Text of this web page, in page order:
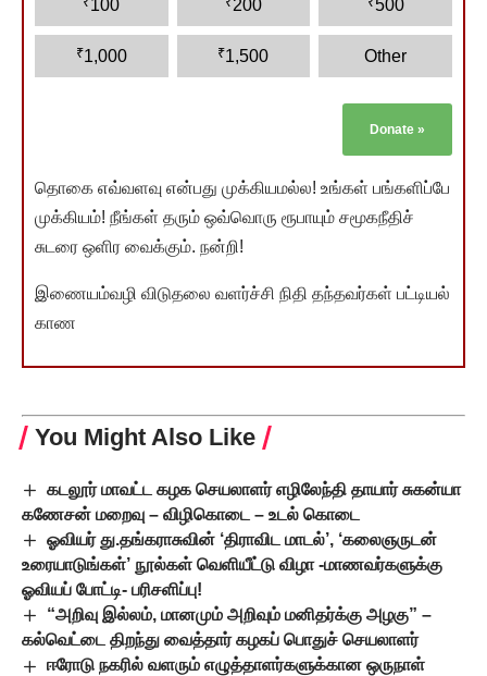
100 200 500
₹1,000 ₹1,500 Other
Donate »
தொகை எவ்வளவு என்பது முக்கியமல்ல! உங்கள் பங்களிப்பே
முக்கியம்! நீங்கள் தரும் ஒவ்வொரு ரூபாயும் சமூகநீதிச்
சுடரை ஒளிர வைக்கும். நன்றி!
இணையம்வழி விடுதலை வளர்ச்சி நிதி தந்தவர்கள் பட்டியல்
காண
You Might Also Like
கடலூர் மாவட்ட கழக செயலாளர் எழிலேந்தி தாயார் சுகன்யா
கணேசன் மறைவு – விழிகொடை – உடல் கொடை
ஓவியர் து.தங்கராசுவின் ‘திராவிட மாடல்’, ‘கலைஞருடன்
உரையாடுங்கள்’ நூல்கள் வெளியீட்டு விழா -மாணவர்களுக்கு
ஓவியப் போட்டி- பரிசளிப்பு!
“அறிவு இல்லம், மானமும் அறிவும் மனிதர்க்கு அழகு” –
கல்வெட்டை திறந்து வைத்தார் கழகப் பொதுச் செயலாளர்
ஈரோடு நகரில் வளரும் எழுத்தாளர்களுக்கான ஒருநாள்